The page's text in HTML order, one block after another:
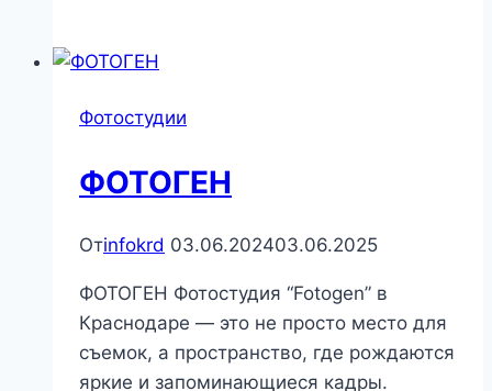
Фотостудии
ФОТОГЕН
Отinfokrd 03.06.202403.06.2025
ФОТОГЕН Фотостудия “Fotogen” в
Краснодаре — это не просто место для
съемок, а пространство, где рождаются
яркие и запоминающиеся кадры.